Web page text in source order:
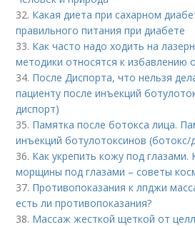
32. Какая диета при сахарном
правильного питания при диабете
33. Как часто надо ходить на
методики относятся к избавлению
34. После Диспорта, что нельзя
пациенту после инъекций
диспорт)
35. Памятка после ботокса лица.
инъекций ботулотоксинов (ботокс/
36. Как укрепить кожу под глазами.
морщины под глазами – советы
37. Противопоказания к лпджи
есть ли противопоказания?
38. Массаж жесткой щеткой от